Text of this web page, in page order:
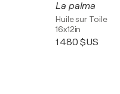
La palma
Huile sur Toile
16x12in
1 480 $US